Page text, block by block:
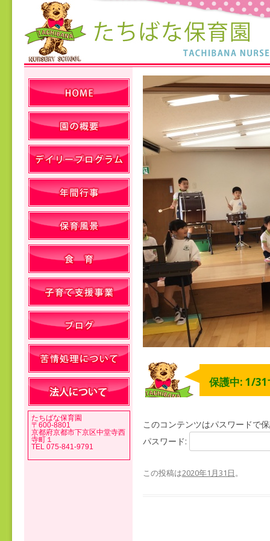
保護中: 1/31
このコンテンツはパスワードで
パスワード:
この投稿は2020年1月31日。
たちばな保育園
〒600-8801
京都府京都市下京区中堂寺西
寺町１
TEL 075-841-9791